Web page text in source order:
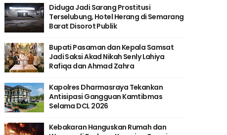
Diduga Jadi Sarang Prostitusi
Terselubung, Hotel Herang di Semarang
Barat Disorot Publik
Bupati Pasaman dan Kepala Samsat
Jadi Saksi Akad Nikah Senly Lahiya
Rafiqa dan Ahmad Zahra
Kapolres Dharmasraya Tekankan
Antisipasi Gangguan Kamtibmas
Selama DCL 2026
Kebakaran Hanguskan Rumah dan